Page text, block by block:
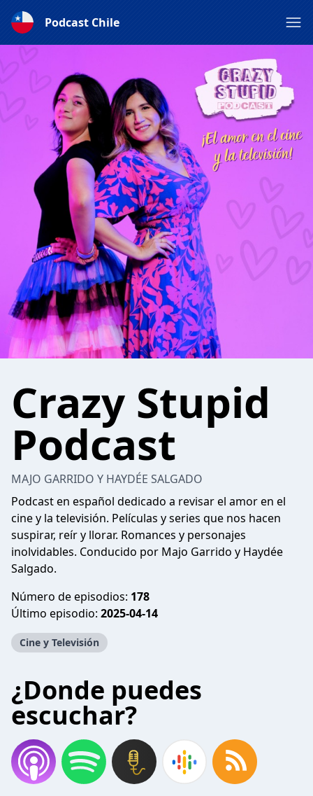
Podcast Chile
Crazy Stupid
Podcast
MAJO GARRIDO Y HAYDÉE SALGADO
Podcast en español dedicado a revisar el amor en el
cine y la televisión. Películas y series que nos hacen
suspirar, reír y llorar. Romances y personajes
inolvidables. Conducido por Majo Garrido y Haydée
Salgado.
Número de episodios: 178
Último episodio: 2025-04-14
Cine y Televisión
¿Donde puedes
escuchar?